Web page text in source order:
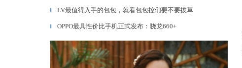
▎ LV最值得入手的包包，就看包包控们要不要拔草
▎ OPPO最具性价比手机正式发布：骁龙660+